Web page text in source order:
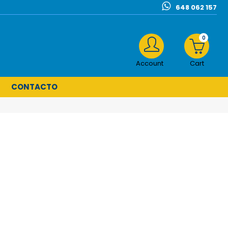
648 062 157
0
Cart
Account
CONTACTO